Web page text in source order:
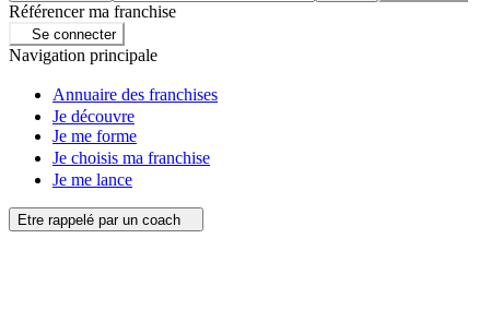
Référencer ma franchise
Se connecter
Navigation principale
Annuaire des franchises
Je découvre
Je me forme
Je choisis ma franchise
Je me lance
Etre rappelé par un coach